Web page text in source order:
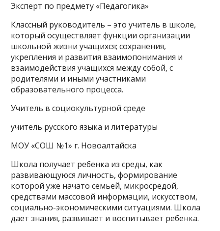
Эксперт по предмету «Педагогика»
Классный руководитель – это учитель в школе,
который осуществляет функции организации
школьной жизни учащихся; сохранения,
укрепления и развития взаимопонимания и
взаимодействия учащихся между собой, с
родителями и иными участниками
образовательного процесса.
Учитель в социокультурной среде
учитель русского языка и литературы
МОУ «СОШ №1» г. Новоалтайска
Школа получает ребенка из среды, как
развивающуюся личность, формирование
которой уже начато семьей, микросредой,
средствами массовой информации, искусством,
социально-экономическими ситуациями. Школа
дает знания, развивает и воспитывает ребенка.